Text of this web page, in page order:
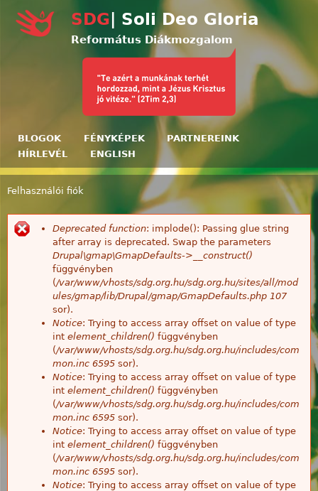
SDG | Soli Deo Gloria
Református Diákmozgalom
BLOGOK FÉNYKÉPEK
PARTNEREINK
HÍRLEVÉL
ENGLISH
Jelenlegi hely
Felhasználói fiók
Hibaüzenet
Deprecated function: implode(): Passing glue string
after array is deprecated. Swap the parameters
Drupal\gmap\GmapDefaults->__construct()
függvényben
(/var/www/vhosts/sdg.org.hu/sdg.org.hu/sites/all/mod
ules/gmap/lib/Drupal/gmap/GmapDefaults.php 107
sor).
Notice: Trying to access array offset on value of type
int element_children() függvényben
(/var/www/vhosts/sdg.org.hu/sdg.org.hu/includes/com
mon.inc 6595 sor).
Notice: Trying to access array offset on value of type
int element_children() függvényben
(/var/www/vhosts/sdg.org.hu/sdg.org.hu/includes/com
mon.inc 6595 sor).
Notice: Trying to access array offset on value of type
int element_children() függvényben
(/var/www/vhosts/sdg.org.hu/sdg.org.hu/includes/com
mon.inc 6595 sor).
Notice: Trying to access array offset on value of type